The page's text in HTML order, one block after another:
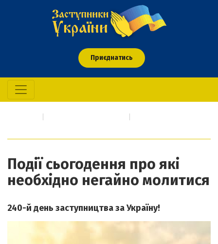
Приєднатись
Події сьогодення про які
необхідно негайно молитися
240-й день заступництва за Україну!